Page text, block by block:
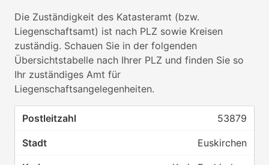
Die Zuständigkeit des Katasteramt (bzw.
Liegenschaftsamt) ist nach PLZ sowie Kreisen
zuständig. Schauen Sie in der folgenden
Übersichtstabelle nach Ihrer PLZ und finden Sie so
Ihr zuständiges Amt für
Liegenschaftsangelegenheiten.
53879
Euskirchen